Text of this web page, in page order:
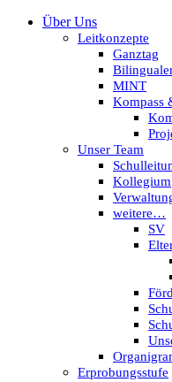
Über Uns
Leitkonzepte
Ganztag
MINT
Kompass
Unser Team
Kollegium
weitere…
SV
Erprobungsstufe